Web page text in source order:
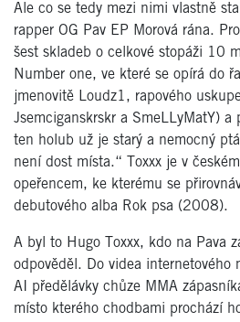
Ale co se tedy mezi nimi vlastně
rapper OG Pav EP Morová rána.
šest skladeb o celkové stopáži 10
Number one, ve které se opírá do
jmenovitě Loudz1, rapového
Jsemciganskrskr a SmeLLyMatY) a
ten holub už je starý a nemocný
není dost místa.“ Toxxx je v
opeřencem, ke kterému se
debutového alba Rok psa (2008).
A byl to Hugo Toxxx, kdo na Pava
odpověděl. Do videa internetového
AI předělávky chůze MMA
místo kterého chodbami prochází